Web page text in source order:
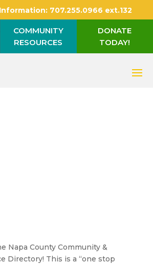
707.255.0966 ext.132
COMMUNITY
RESOURCES
DONATE
TODAY!
Napa County Community &
Directory! This is a “one stop